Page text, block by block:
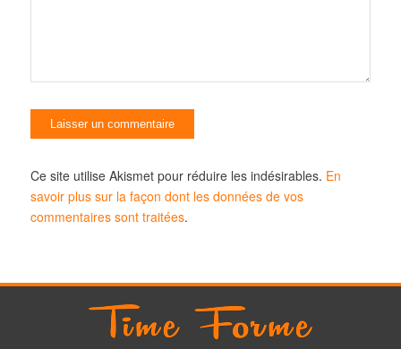
Ce site utilise Akismet pour réduire les indésirables. En
savoir plus sur la façon dont les données de vos
commentaires sont traitées.